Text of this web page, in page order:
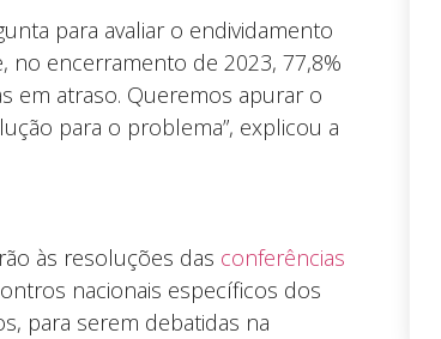
para avaliar o endividamento
no encerramento de 2023, 77,8%
em atraso. Queremos apurar o
para o problema”, explicou a
às resoluções das conferências
nacionais específicos dos
para serem debatidas na